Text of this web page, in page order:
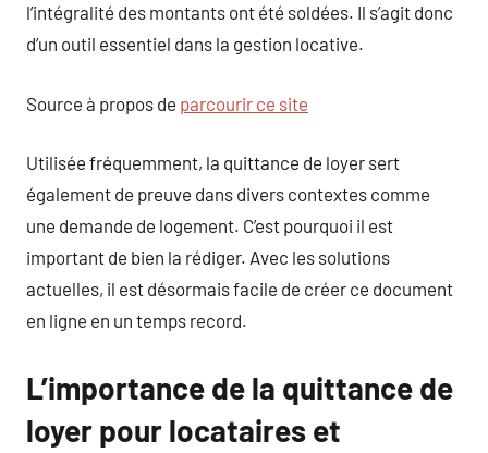
l’intégralité des montants ont été soldées. Il s’agit donc
d’un outil essentiel dans la gestion locative.
Source à propos de parcourir ce site
Utilisée fréquemment, la quittance de loyer sert
également de preuve dans divers contextes comme
une demande de logement. C’est pourquoi il est
important de bien la rédiger. Avec les solutions
actuelles, il est désormais facile de créer ce document
en ligne en un temps record.
L’importance de la quittance de
loyer pour locataires et